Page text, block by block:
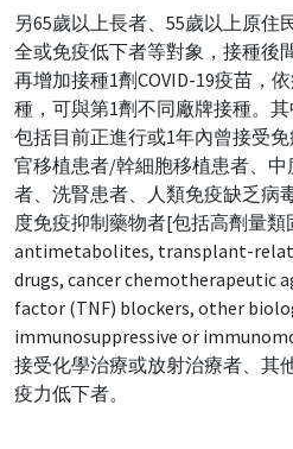
另65歲以上長者、55歲以上原住
全或免疫低下者等對象，接種後
再增加接種1劑COVID-19疫苗，
種，可與第1劑不同廠牌接種。
包括目前正進行或1年內曾接受
官移植患者/幹細胞移植患者、
者、洗腎患者、人類免疫缺乏病
度免疫抑制藥物者[包括高劑量
antimetabolites, transplant-
drugs, cancer chemotherapeutic
factor (TNF) blockers, other
immunosuppressive or
接受化學治療或放射治療者、其
疫力低下者。